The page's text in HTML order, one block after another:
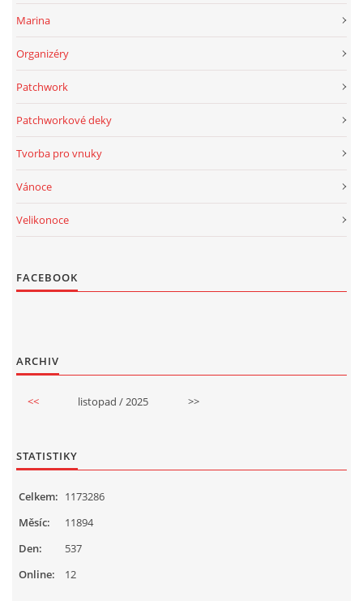
Marina
Organizéry
Patchwork
Patchworkové deky
Tvorba pro vnuky
Vánoce
Velikonoce
FACEBOOK
ARCHIV
<< listopad / 2025 >>
STATISTIKY
Online: 12
Celkem: 1173286
Měsíc:
11894
Den:
537